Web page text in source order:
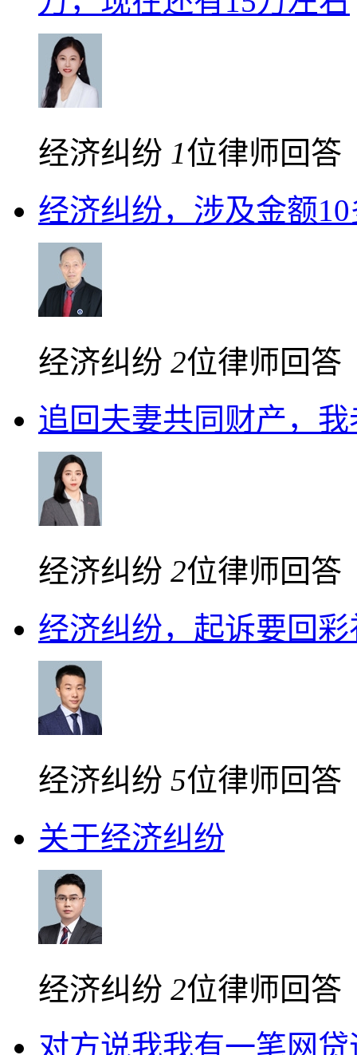
经济纠纷 1位律师回答
经济纠纷，涉及金额
经济纠纷 2位律师回答
追回夫妻共同财产，
经济纠纷 2位律师回答
经济纠纷，起诉要回
经济纠纷 5位律师回答
关于经济纠纷
经济纠纷 2位律师回答
对方说我我有一笔网